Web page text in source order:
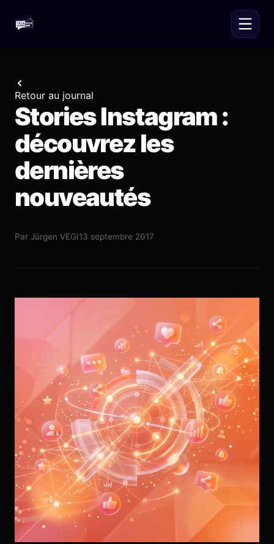
Retour au journal
Stories Instagram :
découvrez les
dernières
nouveautés
Par Jürgen VEGI13 septembre 2017